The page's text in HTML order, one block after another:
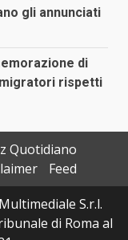
gli annunciati
di
rispetti
Quotidiano
Feed
S.r.l.
di Roma al